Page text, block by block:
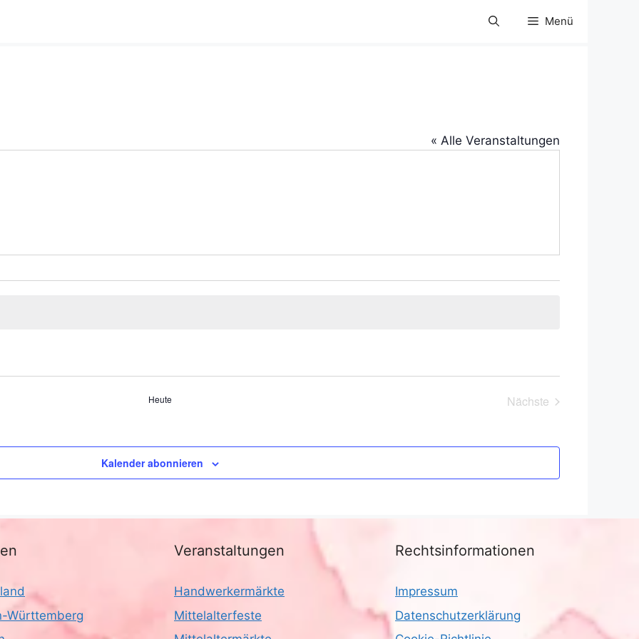
Menü
« Alle Veranstaltungen
Heute
Nächste
Kalender abonnieren
Württemberg
Veranstaltungen
Handwerkermärkte
Mittelalterfeste
Rechtsinformationen
Impressum
Datenschutzerklärung